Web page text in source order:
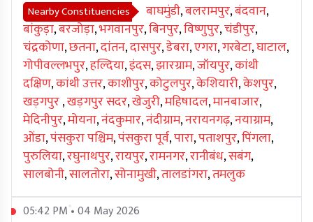
Nearby Constituencies बाघमुंडी,बलरामपुर,बंदवान,
बांकुड़ा,बरजोड़ा,भगवानपुर,बिनपुर,विष्णुपुर,चंडीपुर,
चंद्रकोणा,छतना,दांतन,दासपुर,डेबरा,एगरा,गरबेटा,घाटाल,
गोपीवल्लभपुर,हल्दिया,इंदस,झारग्राम,जॉयपुर,कांथी
दक्षिण,कांथी उत्तर,काशीपुर,कोटुलपुर,केशियारी,केशपुर,
खड़गपुर,खड़गपुर सदर,खेजुरी,महिषादल,मानबाजार,
मेदिनीपुर,मोयना,नंदकुमार,नंदीग्राम,नरायनगढ़,नयाग्राम,
ओंडा,पंसकुरा पश्चिम,पंसकुरा पूर्व,पारा,पताशपुर,पिंगला,
पुरुलिया,रघुनाथपुर,रायपुर,रामनगर,रानीबंध,सबंग,
सालबोनी,सालतोरा,सोनामुखी,तालडांगरा,तमलुक
05:42 PM • 04 May 2026